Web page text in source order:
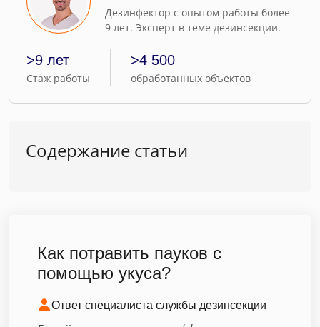
Дезинфектор с опытом работы более
9 лет. Эксперт в теме дезинсекции.
>9 лет
Стаж работы
>4 500
обработанных объектов
Содержание статьи
Как потравить пауков с
помощью укуса?
Ответ специалиста службы дезинсекции